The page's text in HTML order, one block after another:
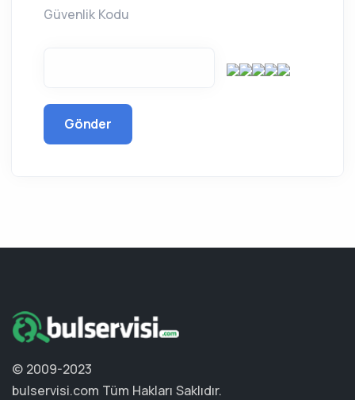
Güvenlik Kodu
Gönder
© 2009-2023
bulservisi.com Tüm Hakları Saklıdır.